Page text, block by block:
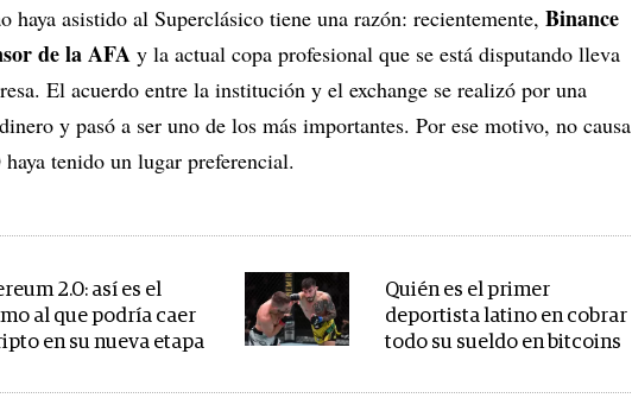
haya asistido al Superclásico tiene una razón: recientemente, Binance
de la AFA y la actual copa profesional que se está disputando lleva
El acuerdo entre la institución y el exchange se realizó por una
y pasó a ser uno de los más importantes. Por ese motivo, no causa
tenido un lugar preferencial.
2.0: así es el
al que podría caer
en su nueva etapa
Quién es el primer
deportista latino en cobrar
todo su sueldo en bitcoins